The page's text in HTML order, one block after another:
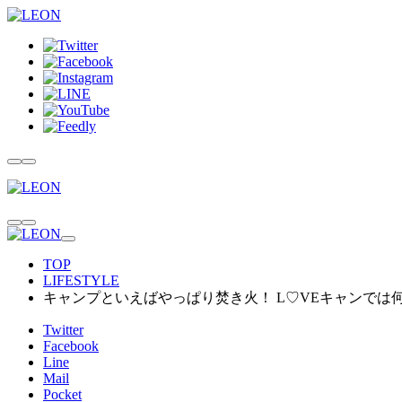
TOP
LIFESTYLE
キャンプといえばやっぱり焚き火！ L♡VEキャンでは
Twitter
Facebook
Line
Mail
Pocket